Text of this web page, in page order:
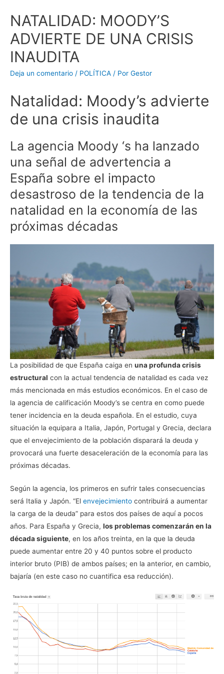
NATALIDAD: MOODY’S
ADVIERTE DE UNA CRISIS
INAUDITA
Deja un comentario / POLÍTICA / Por Gestor
Natalidad: Moody’s advierte
de una crisis inaudita
La agencia Moody ‘s ha lanzado
una señal de advertencia a
España sobre el impacto
desastroso de la tendencia de la
natalidad en la economía de las
próximas décadas
La posibilidad de que España caiga en una profunda crisis
estructural con la actual tendencia de natalidad es cada vez
más mencionada en más estudios económicos. En el caso de
la agencia de calificación Moody’s se centra en como puede
tener incidencia en la deuda española. En el estudio, cuya
situación la equipara a Italia, Japón, Portugal y Grecia, declara
que el envejecimiento de la población disparará la deuda y
provocará una fuerte desaceleración de la economía para las
próximas décadas.
Según la agencia, los primeros en sufrir tales consecuencias
será Italia y Japón. “El envejecimiento contribuirá a aumentar
la carga de la deuda” para estos dos países de aquí a pocos
años. Para España y Grecia, los problemas comenzarán en la
década siguiente, en los años treinta, en la que la deuda
puede aumentar entre 20 y 40 puntos sobre el producto
interior bruto (PIB) de ambos países; en la anterior, en cambio,
bajaría (en este caso no cuantifica esa reducción).